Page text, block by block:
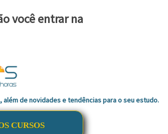
você entrar na
de novidades e tendências para o seu estudo.
CURSOS